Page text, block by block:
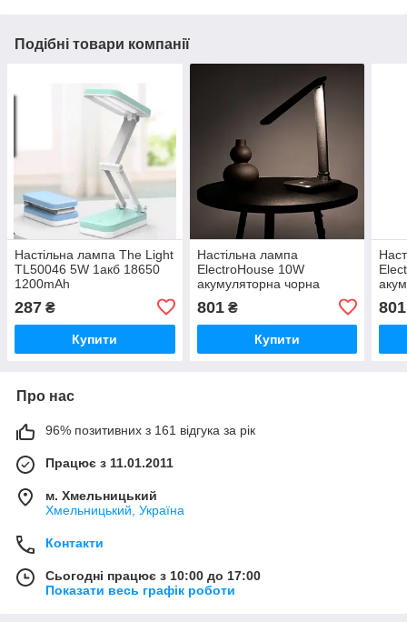
Подібні товари компанії
Настільна лампа The Light
TL50046 5W 1акб 18650
1200mAh
287 ₴
Купити
Настільна лампа
ElectroHouse 10W
акумуляторна чорна
PowerBank
801₴
Купити
801
Про нас
96% позитивних з 161 відгука за рік
Працює з 11.01.2011
м. Хмельницький
Хмельницький, Україна
Контакти
Сьогодні працює з 10:00 до 17:00
Показати весь графік роботи